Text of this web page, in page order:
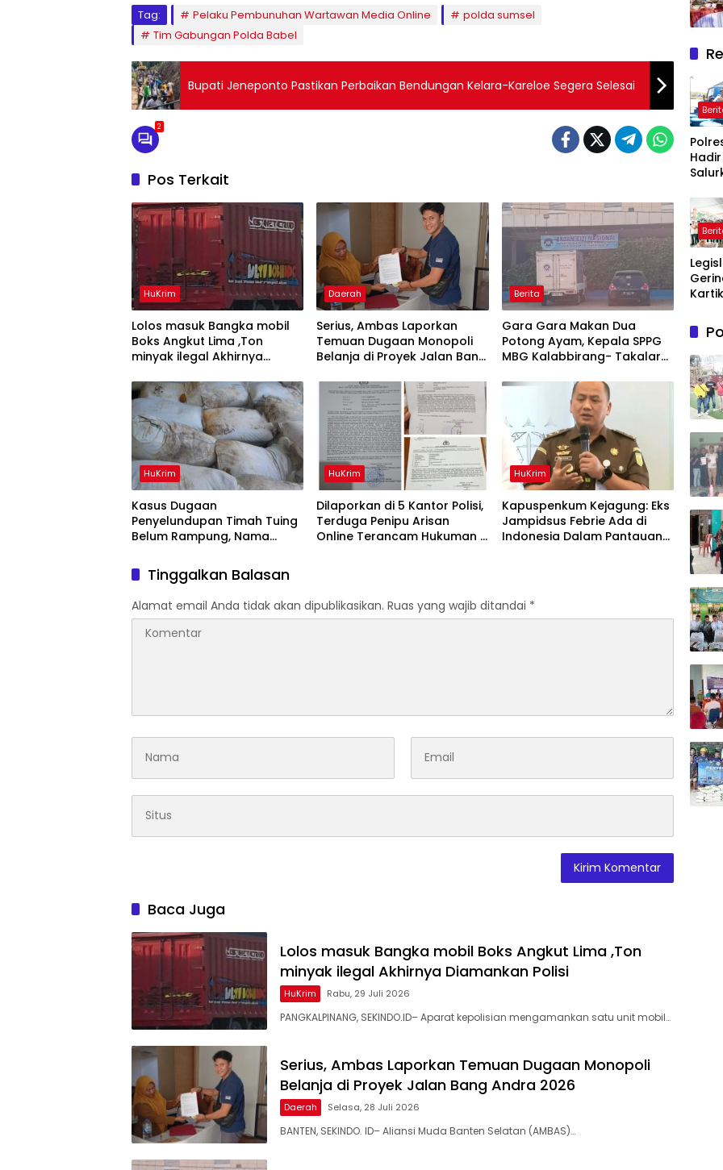
Tag: Pelaku Pembunuhan Wartawan Media Online
polda sumsel
Tim Gabungan Polda Babel
2
Pos Terkait
HuKrim
Lolos masuk Bangka mobil
Boks Angkut Lima ,Ton
minyak ilegal Akhirnya
Daerah
Serius, Ambas Laporkan
‎Temuan Dugaan Monopoli
Belanja di Proyek Jalan Bang
Berita
Gara Gara Makan Dua
Potong Ayam, Kepala SPPG
MBG Kalabbirang- Takalar
HuKrim
Kasus Dugaan
Penyelundupan Timah Tuing
Belum Rampung, Nama
Informasi Penyidikan
HuKrim
Dilaporkan di 5 Kantor Polisi,
Terduga Penipu Arisan
Online Terancam Hukuman 4
HuKrim
Kapuspenkum Kejagung: Eks
Jampidsus Febrie Ada di
Indonesia Dalam Pantauan
Tinggalkan Balasan
Alamat email Anda tidak akan dipublikasikan. Ruas yang wajib ditandai *
Baca Juga
Lolos masuk Bangka mobil Boks Angkut Lima ,Ton
minyak ilegal Akhirnya Diamankan Polisi
HuKrim Rabu, 29 Juli 2026
PANGKALPINANG, SEKINDO.ID– Aparat kepolisian mengamankan satu unit mobil…
Serius, Ambas Laporkan ‎Temuan Dugaan Monopoli
Belanja di Proyek Jalan Bang Andra 2026
Daerah Selasa, 28 Juli 2026
BANTEN, SEKINDO. ID– Aliansi Muda Banten Selatan (AMBAS)…
Hadir
Krisis
UMKM